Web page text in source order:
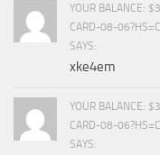
YOUR BALANCE:
CARD-08-
SAYS:
xke4em
YOUR BALANCE:
CARD-08-
SAYS: